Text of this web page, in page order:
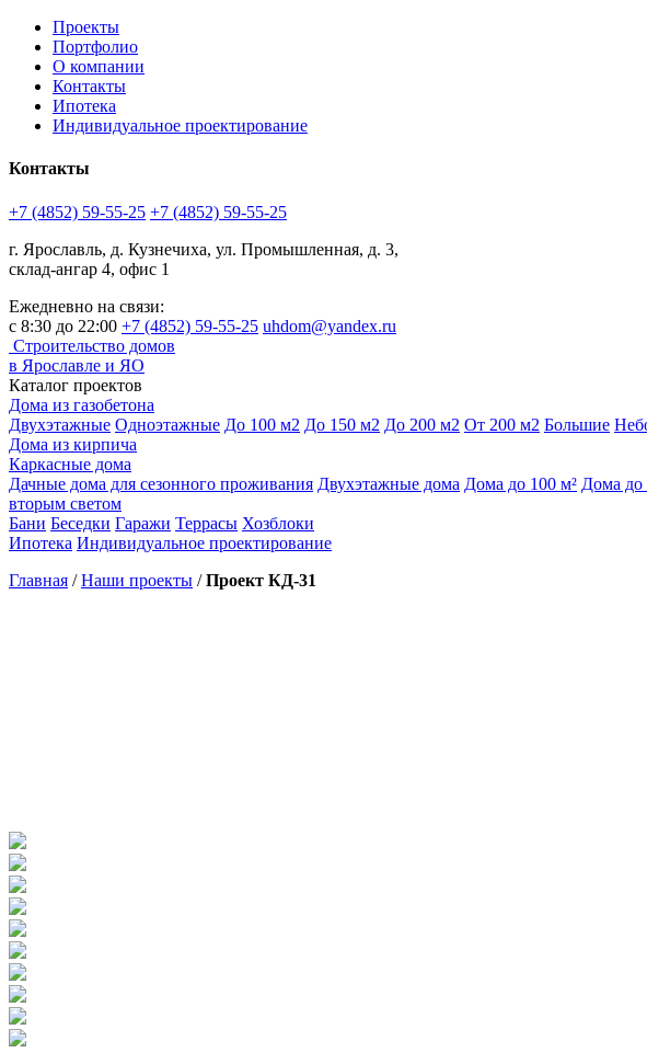
Проекты
Портфолио
О компании
Контакты
Ипотека
Индивидуальное проектирование
Контакты
+7 (4852) 59-55-25 +7 (4852) 59-55-25
г. Ярославль, д. Кузнечиха, ул. Промышленная, д. 3,
склад-ангар 4, офис 1
Ежедневно на связи:
с 8:30 до 22:00 +7 (4852) 59-55-25 uhdom@yandex.ru
Строительство домов
в Ярославле и ЯО
Каталог проектов
Дома из газобетона
Двухэтажные Одноэтажные До 100 м2 До 150 м2 До 200 м2 От 200 м2 Большие
Дома из кирпича
Каркасные дома
Дачные дома для сезонного проживания Двухэтажные дома Дома до 100 м² Дома до
вторым светом
Бани Беседки Гаражи Террасы Хозблоки
Ипотека Индивидуальное проектирование
Главная /Наши проекты /Проект КД-31